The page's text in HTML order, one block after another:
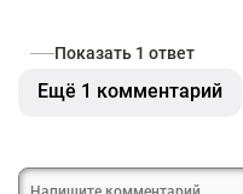
Показать 1 ответ
Ещё 1 комментарий